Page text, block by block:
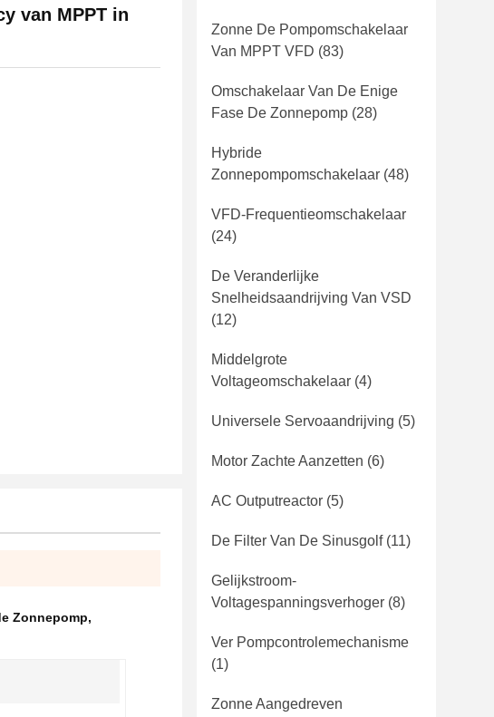
van MPPT in
Zonnepomp,
Zonne De Pompomschakelaar
Van MPPT VFD (83)
Omschakelaar Van De Enige
Fase De Zonnepomp (28)
Hybride
Zonnepompomschakelaar (48)
VFD-Frequentieomschakelaar
(24)
De Veranderlijke
Snelheidsaandrijving Van VSD
(12)
Middelgrote
Voltageomschakelaar (4)
Universele Servoaandrijving (5)
Motor Zachte Aanzetten (6)
AC Outputreactor (5)
De Filter Van De Sinusgolf(11)
Gelijkstroom-
Voltagespanningsverhoger (8)
Ver Pompcontrolemechanisme
(1)
Zonne Aangedreven